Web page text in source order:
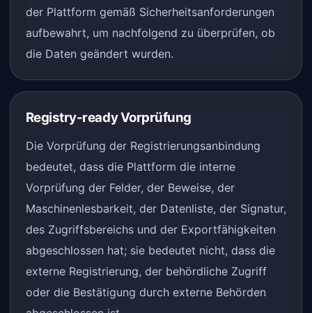
der Plattform gemäß Sicherheitsanforderungen
aufbewahrt, um nachfolgend zu überprüfen, ob
die Daten geändert wurden.
Registry-ready Vorprüfung
Die Vorprüfung der Registrierungsanbindung
bedeutet, dass die Plattform die interne
Vorprüfung der Felder, der Beweise, der
Maschinenlesbarkeit, der Datenliste, der Signatur,
des Zugriffsbereichs und der Exportfähigkeiten
abgeschlossen hat; sie bedeutet nicht, dass die
externe Registrierung, der behördliche Zugriff
oder die Bestätigung durch externe Behörden